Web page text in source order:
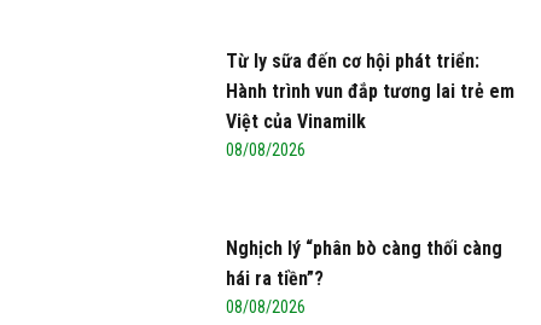
Từ ly sữa đến cơ hội phát triển:
Hành trình vun đắp tương lai trẻ em
Việt của Vinamilk
08/08/2026
Nghịch lý “phân bò càng thối càng
hái ra tiền”?
08/08/2026